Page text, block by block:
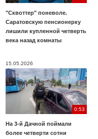
"Сквоттер" поневоле.
Саратовскую пенсионерку
лишили купленной четверть
века назад комнаты
15.05.2026
0:53
На 3-й Дачной поймали
более четверти сотни